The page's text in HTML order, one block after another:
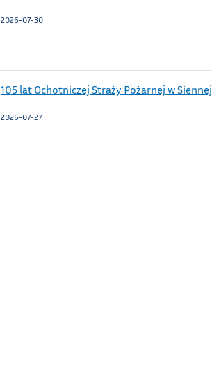
2026-07-30
105 lat Ochotniczej Straży Pożarnej w Siennej
2026-07-27